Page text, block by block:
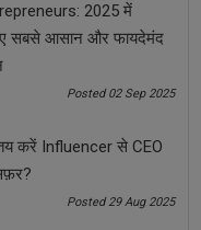
से स्टार्टअप
2025 में
सबसे आसान और फायदेमंद
Posted 02 Sep 2025
करें Influencer से CEO
Posted 29 Aug 2025